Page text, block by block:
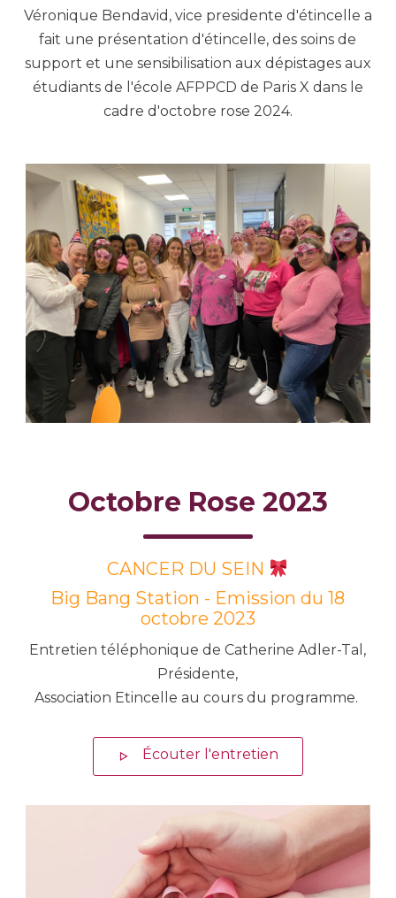
Véronique Bendavid, vice presidente d'étincelle a
fait une présentation d'étincelle, des soins de
support et une sensibilisation aux dépistages aux
étudiants de l'école AFPPCD de Paris X dans le
cadre d'octobre rose 2024.
Octobre Rose 2023
CANCER DU SEIN
Big Bang Station - Emission du 18
octobre 2023
Entretien téléphonique de Catherine Adler-Tal,
Présidente,
Association Etincelle au cours du programme.
Écouter l'entretien